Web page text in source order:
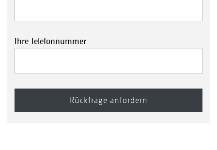
Ihre Telefonnummer